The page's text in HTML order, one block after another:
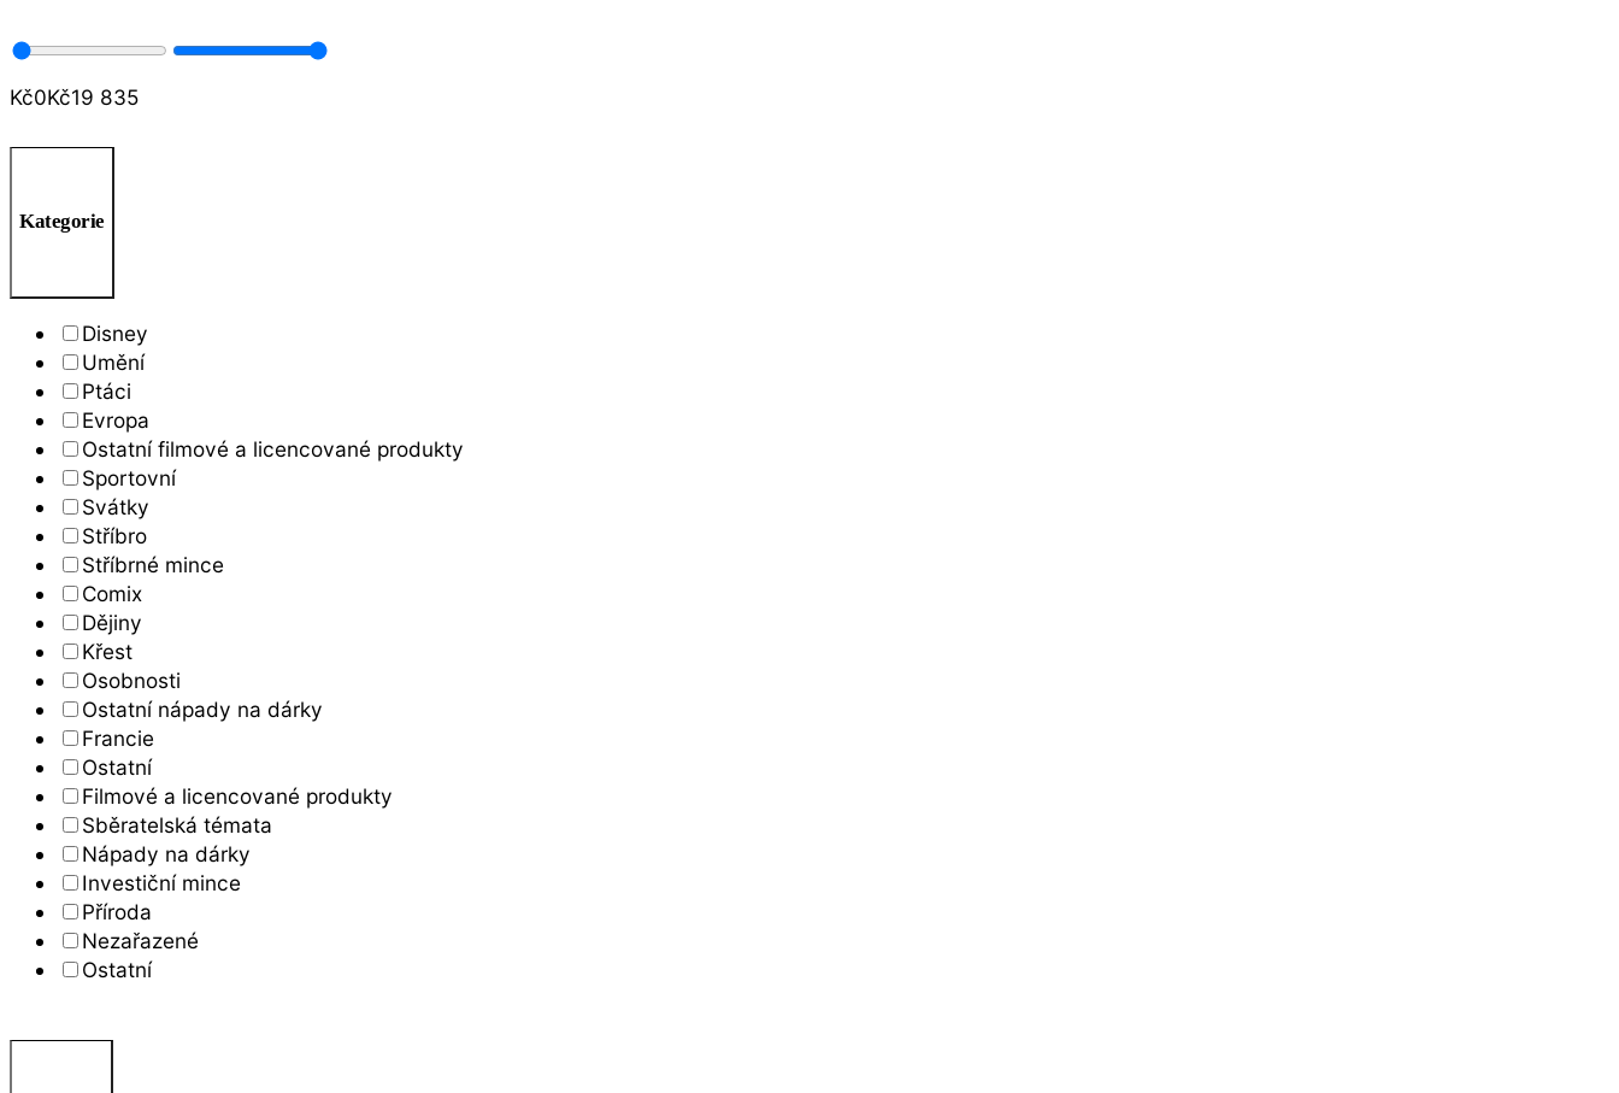
Kč0Kč19 835
Kategorie
Disney
Umění
Ptáci
Evropa
Ostatní filmové a licencované produkty
Sportovní
Svátky
Stříbro
Stříbrné mince
Comix
Dějiny
Křest
Osobnosti
Ostatní nápady na dárky
Francie
Ostatní
Filmové a licencované produkty
Sběratelská témata
Nápady na dárky
Investiční mince
Příroda
Nezařazené
Ostatní